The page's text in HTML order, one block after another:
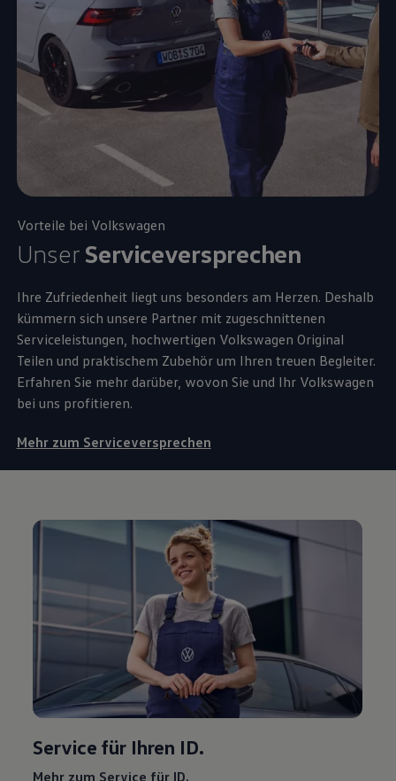
Vorteile bei Volkswagen
Unser Serviceversprechen
Ihre Zufriedenheit liegt uns besonders am Herzen. Deshalb
kümmern sich unsere Partner mit zugeschnittenen
Serviceleistungen, hochwertigen Volkswagen Original
Teilen und praktischem Zubehörum Ihren treuen Begleiter.
Erfahren Sie mehr darüber, wovon Sie und Ihr Volkswagen
bei uns profitieren.
Mehr zum Serviceversprechen
Service für Ihren ID.
Mehr zum Service für ID.